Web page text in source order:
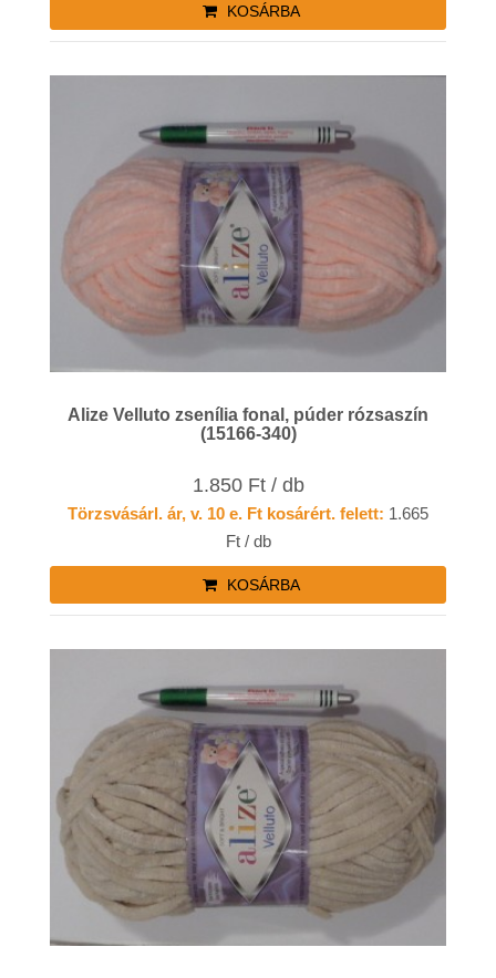
KOSÁRBA
Alize Velluto zsenília fonal, púder rózsaszín
(15166-340)
1.850 Ft / db
Törzsvásárl. ár, v. 10 e. Ft kosárért. felett: 1.665
Ft / db
KOSÁRBA